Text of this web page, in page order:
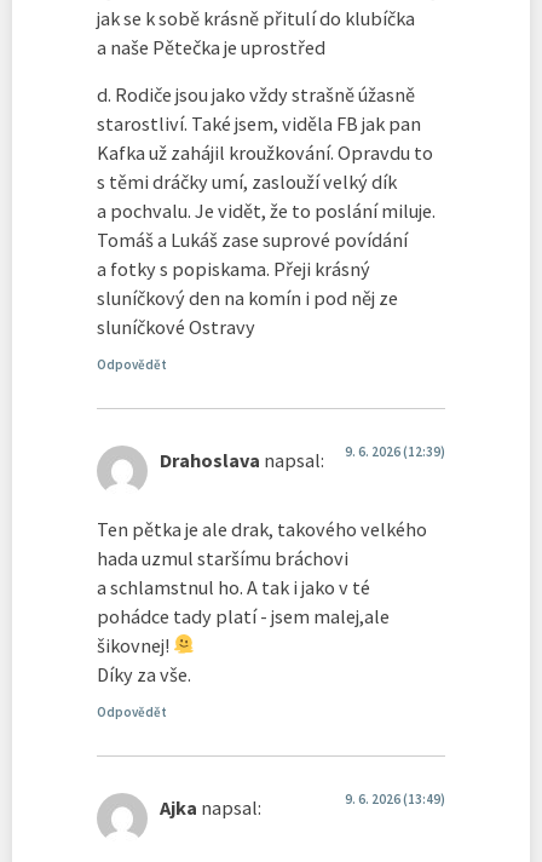
jak se k sobě krásně přitulí do klubíčka
a naše Pětečka je uprostřed
d. Rodiče jsou jako vždy strašně úžasně
starostliví. Také jsem, viděla FB jak pan
Kafka už zahájil kroužkování. Opravdu to
s těmi dráčky umí, zaslouží velký dík
a pochvalu. Je vidět, že to poslání miluje.
Tomáš a Lukáš zase suprové povídání
a fotky s popiskama. Přeji krásný
sluníčkový den na komín i pod něj ze
sluníčkové Ostravy
Odpovědět
Drahoslava napsal: 9. 6. 2026 (12:39)
Ten pětka je ale drak, takového velkého
hada uzmul staršímu bráchovi
a schlamstnul ho. A tak i jako v té
pohádce tady platí - jsem malej,ale
šikovnej!
Díky za vše.
Odpovědět
Ajka napsal: 9. 6. 2026 (13:49)